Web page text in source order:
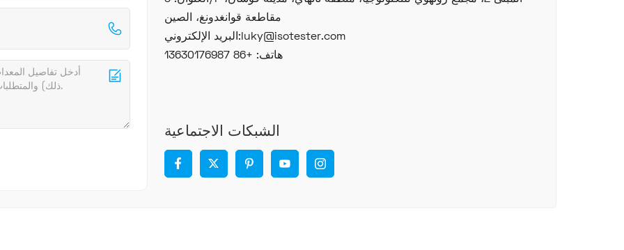
مقاطعة قوانغدونغ، الصين
البريد الإلكتروني:luky@isotester.com
هاتف: +86 13630176987
الشبكات الاجتماعية